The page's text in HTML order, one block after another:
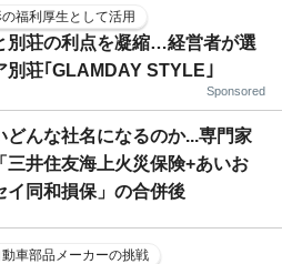
福利厚生として活用
別荘の利点を凝縮…経営者が選
別荘｢GLAMDAY STYLE｣
Sponsored
どんな社名になるのか...専門家
三井住友海上火災保険+あいお
イ同和損保」の合併後
車部品メーカーの挑戦